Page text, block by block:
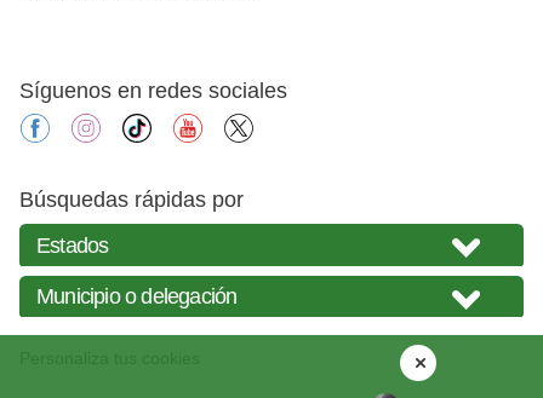
Síguenos en redes sociales
facebookinstagram
tiktok youtube
Búsquedas rápidas por